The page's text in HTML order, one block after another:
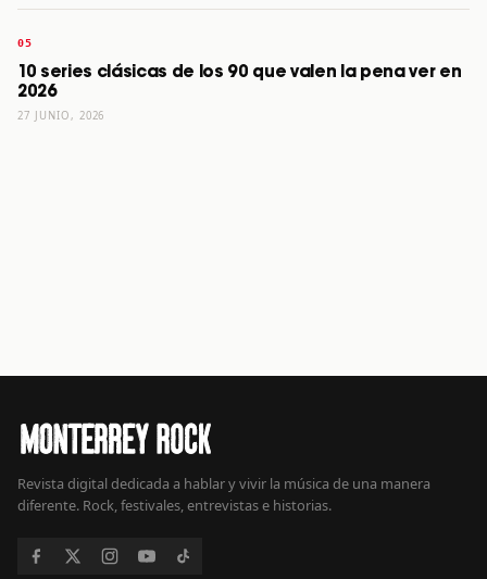
10 series clásicas de los 90 que valen la pena ver en
2026
27 JUNIO, 2026
Revista digital dedicada a hablar y vivir la música de una manera
diferente. Rock, festivales, entrevistas e historias.